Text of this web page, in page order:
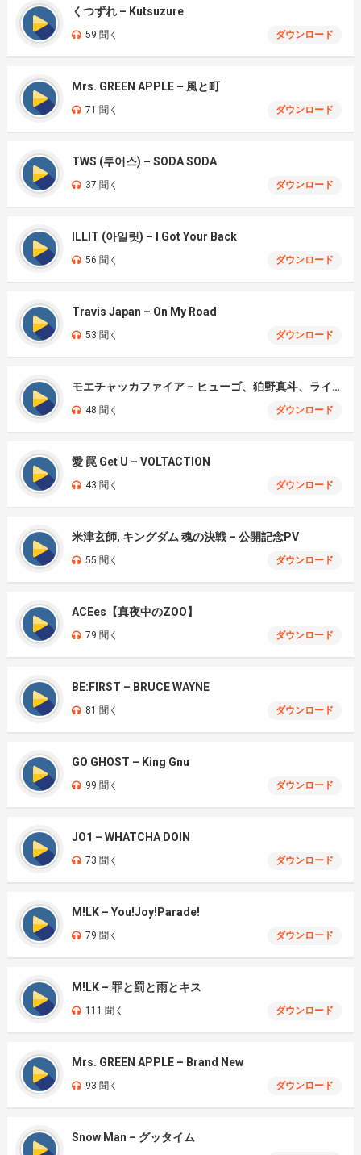
くつずれ – Kutsuzure
59 聞く ダウンロード
Mrs. GREEN APPLE – 風と町
71 聞く ダウンロード
TWS (투어스) – SODA SODA
37 聞く ダウンロード
ILLIT (아일릿) – I Got Your Back
56 聞く ダウンロード
Travis Japan – On My Road
53 聞く ダウンロード
モエチャッカファイア – ヒューゴ、狛野真斗、ライト、セヴェリアン (Cover )
48 聞く ダウンロード
愛 罠 Get U – VOLTACTION
43 聞く ダウンロード
米津玄師, キングダム 魂の決戦 – 公開記念PV
55 聞く ダウンロード
ACEes【真夜中のZOO】
79 聞く ダウンロード
BE:FIRST – BRUCE WAYNE
81 聞く ダウンロード
GO GHOST – King Gnu
99 聞く ダウンロード
JO1 – WHATCHA DOIN
73 聞く ダウンロード
M!LK – You!Joy!Parade!
79 聞く ダウンロード
M!LK – 罪と罰と雨とキス
111 聞く ダウンロード
Mrs. GREEN APPLE – Brand New
93 聞く ダウンロード
Snow Man – グッタイム